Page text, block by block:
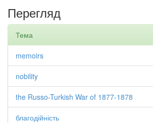
Перегляд
Тема
memoirs
nobility
the Russo-Turkish War of 1877-1878
благодійність